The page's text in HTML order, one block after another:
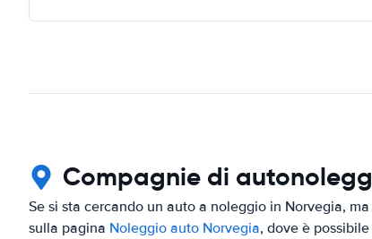
Compagnie di
Se si sta cercando un auto a noleggio in Norvegia,
sulla pagina Noleggio auto Norvegia, dove è